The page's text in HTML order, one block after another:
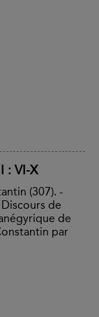
: VI-X
(307). -
de
de
par